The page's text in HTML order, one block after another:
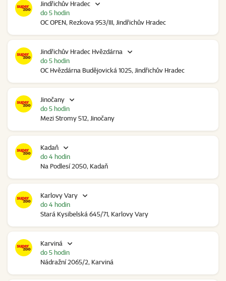
Jindřichův Hradec
OC OPEN, Rezkova 953/III, Jindřichův Hradec
do 5 hodin
Jindřichův Hradec Hvězdárna
OC Hvězdárna Budějovická 1025, Jindřichův Hradec
do 5 hodin
Jinočany
Mezi Stromy 512, Jinočany
do 5 hodin
Kadaň
Na Podlesí 2050, Kadaň
do 4 hodin
Karlovy Vary
Stará Kysibelská 645/71, Karlovy Vary
do 4 hodin
Karviná
Nádražní 2065/2, Karviná
do 5 hodin